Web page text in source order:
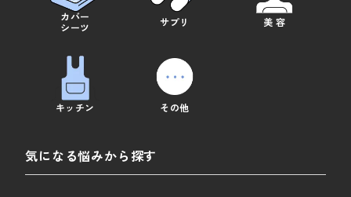
カバー
シーツ
サプリ 美 容
キッチン その他
気になる悩みから探す